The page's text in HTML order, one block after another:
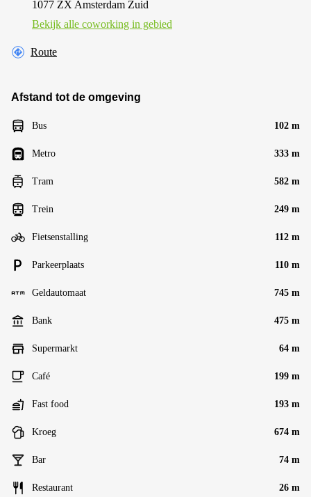
1077 ZX Amsterdam Zuid
Bekijk alle сoworking in gebied
Route
Afstand tot de omgeving
Bus 102 m
Metro 333 m
Tram 582 m
Trein 249 m
Fietsenstalling 112 m
Parkeerplaats 110 m
Geldautomaat 745 m
Bank 475 m
Supermarkt 64 m
Café 199 m
Fast food 193 m
Kroeg 674 m
Bar 74 m
Restaurant 26 m